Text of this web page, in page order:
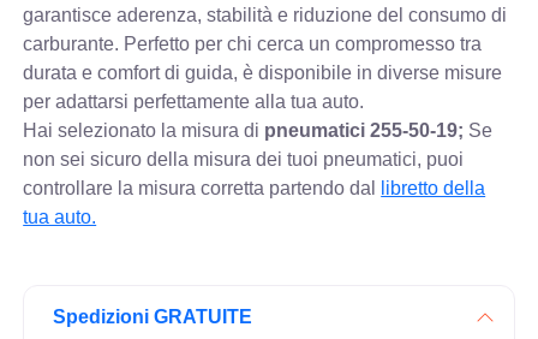
garantisce aderenza, stabilità e riduzione del consumo di
carburante. Perfetto per chi cerca un compromesso tra
durata e comfort di guida, è disponibile in diverse misure
per adattarsi perfettamente alla tua auto.
Hai selezionato la misura di pneumatici255-50-19; Se
non sei sicuro della misura dei tuoi pneumatici, puoi
controllare la misura corretta partendo dal
libretto della
tua auto.
Spedizioni GRATUITE